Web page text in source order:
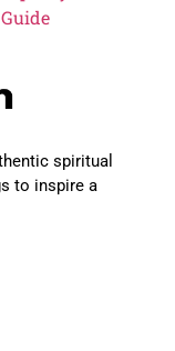
spiritual
to inspire a